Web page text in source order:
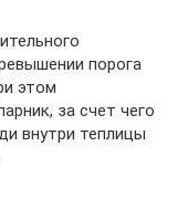
порога
этом
за счет чего
внутри теплицы